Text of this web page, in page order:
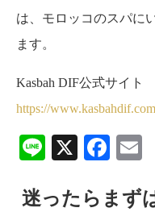
は、モロッコのスパに
ます。
Kasbah DIF公式サイト
https://
LineX
迷ったらまず